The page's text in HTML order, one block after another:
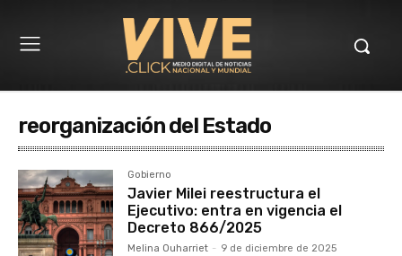
reorganización del Estado
Gobierno
Javier Milei reestructura el
Ejecutivo: entra en vigencia el
Decreto 866/2025
Melina Ouharriet - 9 de diciembre de 2025